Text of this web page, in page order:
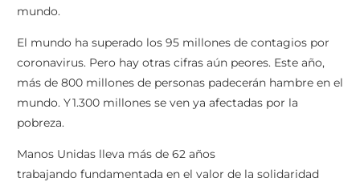
mundo.
El mundo ha superado los 95 millones de contagios por
coronavirus. Pero hay otras cifras aún peores. Este año,
más de 800 millones de personas padecerán hambre en el
mundo. Y 1.300 millones se ven ya afectadas por la
pobreza.
Manos Unidas lleva más de 62 años
trabajando fundamentada en el valor de la solidaridad